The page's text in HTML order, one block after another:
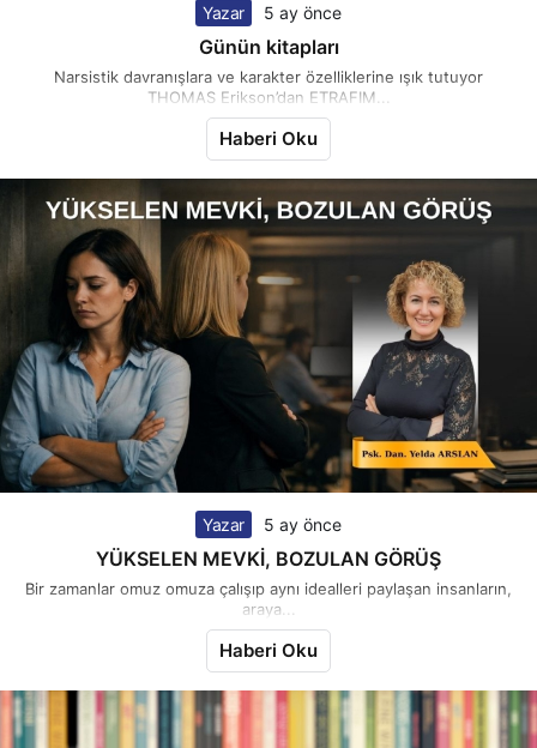
Yazar 5 ay önce
Günün kitapları
Narsistik davranışlara ve karakter özelliklerine ışık tutuyor
THOMAS Erikson’dan ETRAFIM...
Haberi Oku
Yazar 5 ay önce
YÜKSELEN MEVKİ, BOZULAN GÖRÜŞ
Bir zamanlar omuz omuza çalışıp aynı idealleri paylaşan insanların,
araya...
Haberi Oku